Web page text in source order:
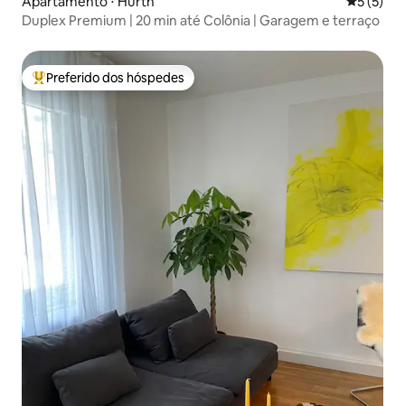
Duplex Premium | 20 min até Colônia | Garagem e terraço
Entre os melhores preferidos dos hóspedes
Preferido dos hóspedes